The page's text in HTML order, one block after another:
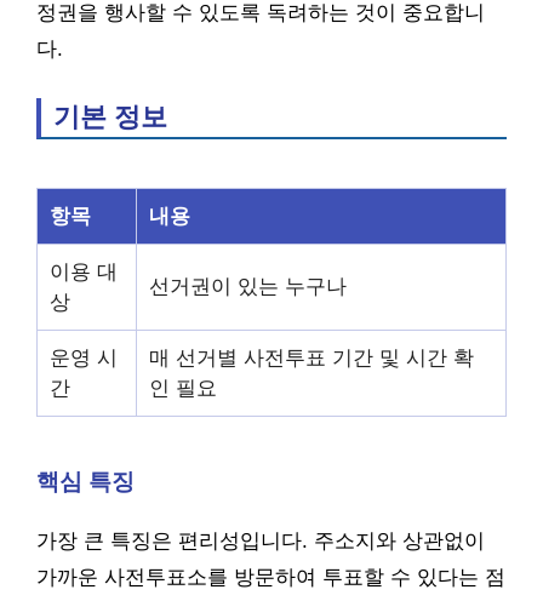
정권을 행사할 수 있도록 독려하는 것이 중요합니
다.
기본 정보
항목 내용
이용 대
상
선거권이 있는 누구나
운영 시
간
매 선거별 사전투표 기간 및 시간 확
인 필요
핵심 특징
가장 큰 특징은 편리성입니다. 주소지와 상관없이
가까운 사전투표소를 방문하여 투표할 수 있다는 점